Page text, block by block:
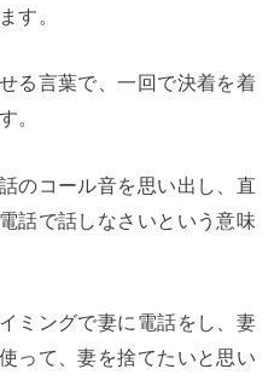
す。
る言葉で、一回で決着を着
。
のコール音を思い出し、直
話で話しなさいという意味
ミングで妻に電話をし、妻
って、妻を捨てたいと思い